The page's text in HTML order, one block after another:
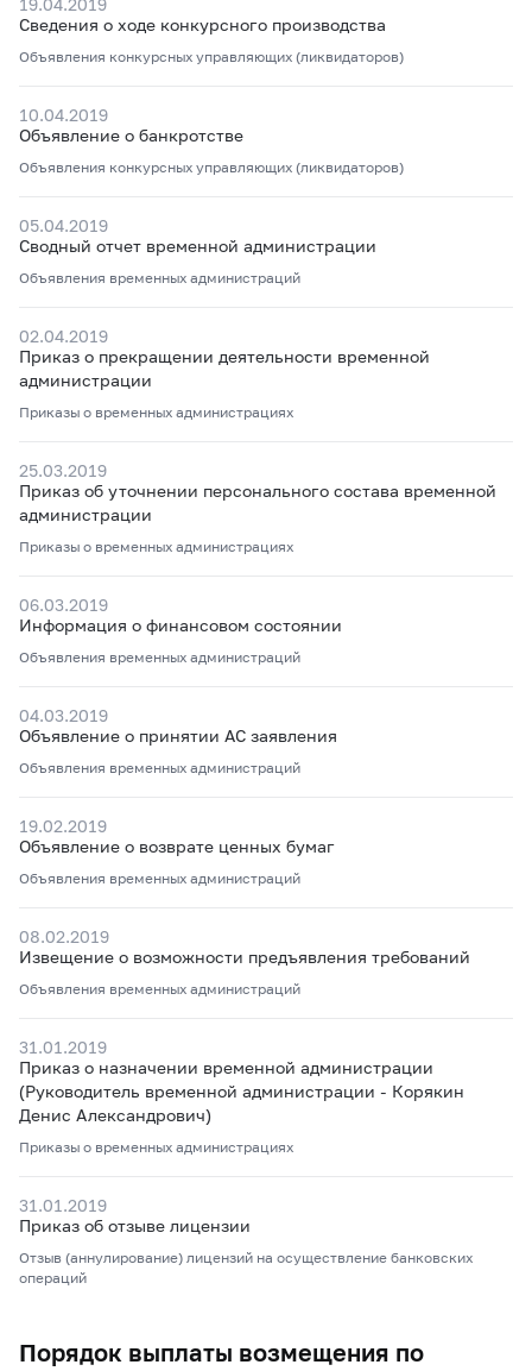
19.04.2019
Сведения о ходе конкурсного производства
Объявления конкурсных управляющих (ликвидаторов)
10.04.2019
Объявление о банкротстве
Объявления конкурсных управляющих (ликвидаторов)
05.04.2019
Сводный отчет временной администрации
Объявления временных администраций
02.04.2019
Приказ о прекращении деятельности временной
администрации
Приказы о временных администрациях
25.03.2019
Приказ об уточнении персонального состава временной
администрации
Приказы о временных администрациях
06.03.2019
Информация о финансовом состоянии
Объявления временных администраций
04.03.2019
Объявление о принятии АС заявления
Объявления временных администраций
19.02.2019
Объявление о возврате ценных бумаг
Объявления временных администраций
08.02.2019
Извещение о возможности предъявления требований
Объявления временных администраций
31.01.2019
Приказ о назначении временной администрации
(Руководитель временной администрации - Корякин
Денис Александрович)
Приказы о временных администрациях
31.01.2019
Приказ об отзыве лицензии
Отзыв (аннулирование) лицензий на осуществление банковских
операций
Порядок выплаты возмещения по